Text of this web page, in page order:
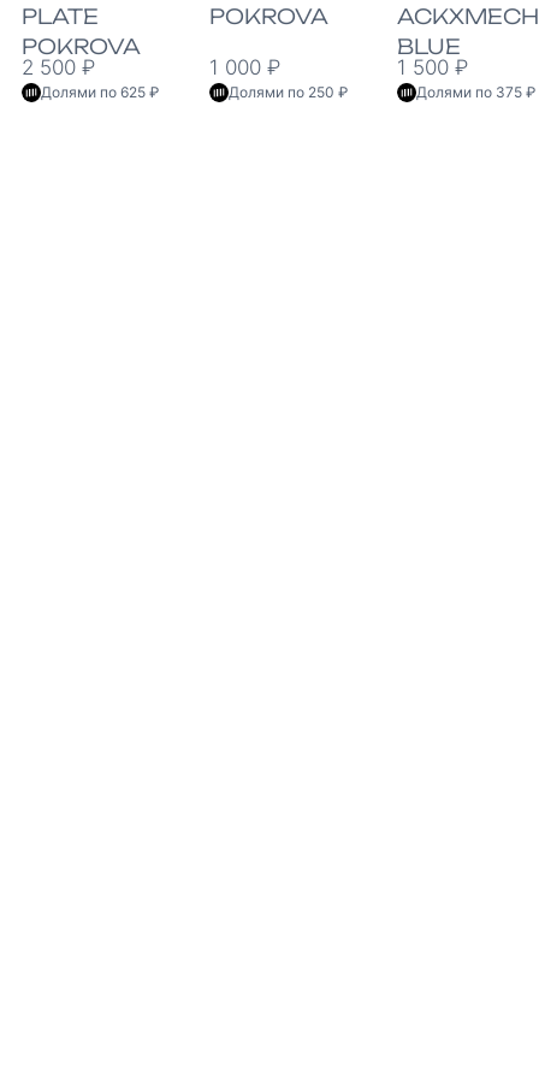
PLATE
POKROVA
2 500 ₽
Долями по 625 ₽
POKROVA
1 000 ₽
Долями по 250 ₽
ACKXMECH
BLUE
1 500 ₽
Долями по 375 ₽